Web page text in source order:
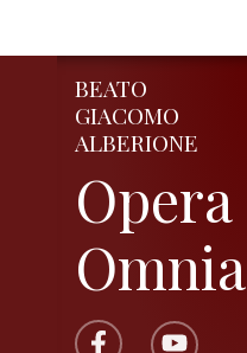
BEATO
GIACOMO
ALBERIONE
Opera
Omnia